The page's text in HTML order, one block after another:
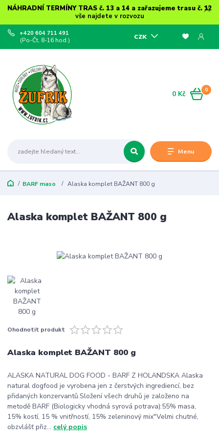
NÁHRADNÍ TERMÍNY TRAS č. 13 a 14 a zařazujeme trasu č. 12
vše najdete v rozvozu
Menu
CZK
+420 604 711 491
(Po-Čt, 8-16 hod.)
0
0 Kč
BARF maso Alaska komplet BAŽANT 800 g
Alaska komplet BAŽANT 800 g
Ohodnotit produkt
Alaska komplet BAŽANT 800 g
ALASKA NATURAL DOG FOOD - BARF Z HOLANDSKA Alaska
natural dogfood je vyrobena jen z čerstvých ingrediencí, bez
přidaných konzervantů.Složení všech druhů je založeno na
metodě BARF (Biologicky vhodná syrová potrava):55% masa,
15% kostí, 15 % vnitřností, 15% zeleninový mix"Velmi chutné,
obzvlášť přiz... celý popis